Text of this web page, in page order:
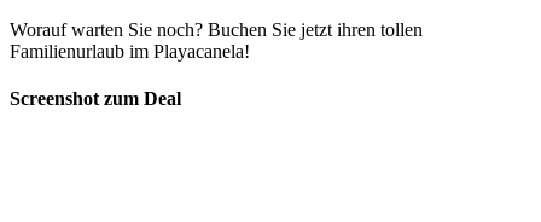
Worauf warten Sie noch? Buchen Sie jetzt ihren tollen
Familienurlaub im Playacanela!
Screenshot zum Deal